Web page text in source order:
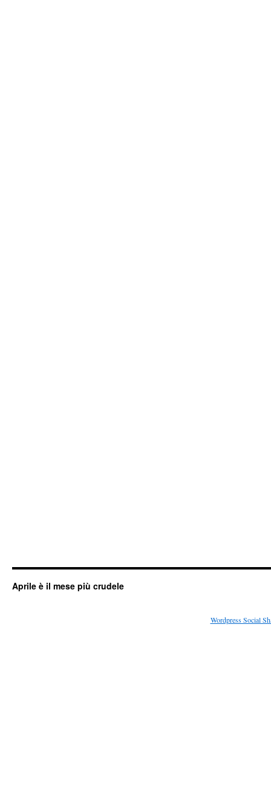
Aprile è il mese più crudele
Wordpress Social